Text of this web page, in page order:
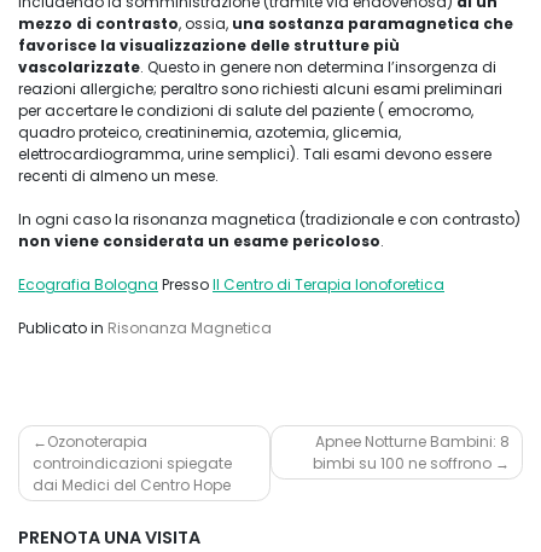
mezzo di contrasto, ossia, una sostanza paramagnetica che
favorisce la visualizzazione delle strutture più
vascolarizzate. Questo in genere non determina l’insorgenza di
reazioni allergiche; peraltro sono richiesti alcuni esami preliminari
per accertare le condizioni di salute del paziente ( emocromo,
quadro proteico, creatininemia, azotemia, glicemia,
elettrocardiogramma, urine semplici). Tali esami devono essere
recenti di almeno un mese.
In ogni caso la risonanza magnetica (tradizionale e con contrasto)
non viene considerata un esame pericoloso.
Ecografia Bologna PressoIl Centro di Terapia Ionoforetica
Publicato in Risonanza Magnetica
Navigazione
articoli
Ozonoterapia
controindicazioni spiegate
dai Medici del Centro Hope
Apnee Notturne Bambini: 8
bimbi su 100 ne soffrono
PRENOTA UNA VISITA